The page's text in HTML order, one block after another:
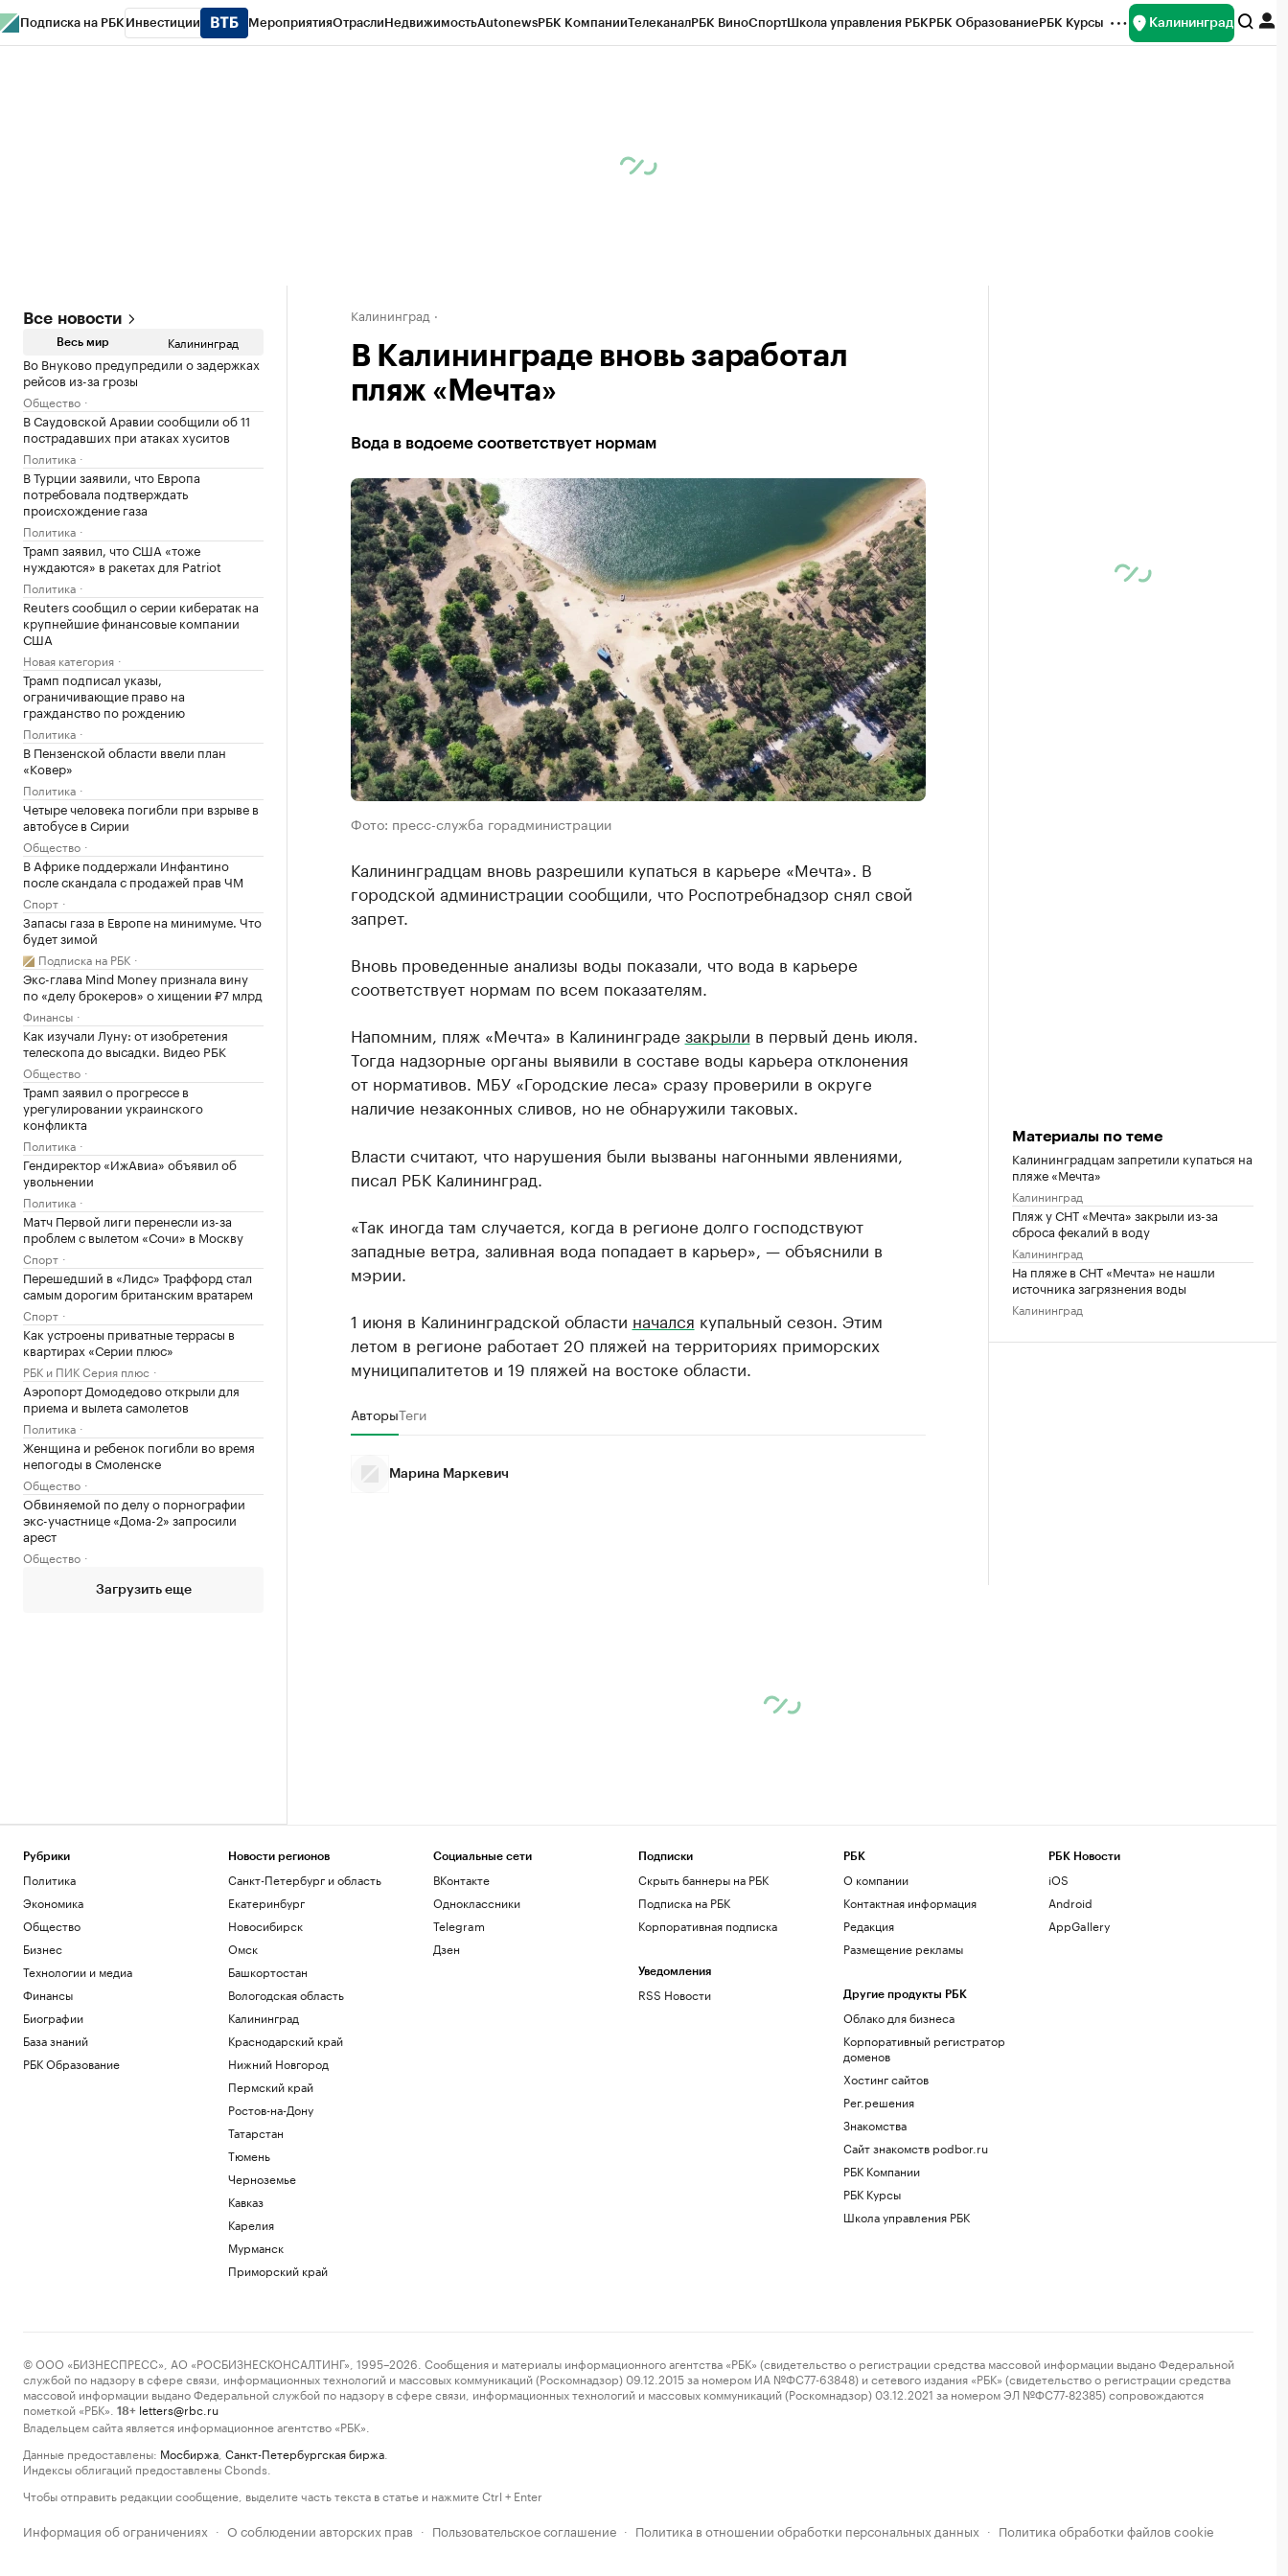
Подписка на РБК Инвестиции МероприятияОтраслиНедвижимостьAutonewsРБК КомпанииТелеканалРБК ВиноСпортШкола управления РБКРБК ОбразованиеРБК Курсы Калининград
Все новости
Весь мир Калининград
Во Внуково предупредили о задержках
рейсов из-за грозы
Общество
В Саудовской Аравии сообщили об 11
пострадавших при атаках хуситов
Политика
В Турции заявили, что Европа
потребовала подтверждать
происхождение газа
Политика
Трамп заявил, что США «тоже
нуждаются» в ракетах для Patriot
Политика
Reuters сообщил о серии кибератак на
крупнейшие финансовые компании
США
Новая категория
Трамп подписал указы,
ограничивающие право на
гражданство по рождению
Политика
В Пензенской области ввели план
«Ковер»
Политика
Четыре человека погибли при взрыве в
автобусе в Сирии
Общество
В Африке поддержали Инфантино
после скандала с продажей прав ЧМ
Спорт
Запасы газа в Европе на минимуме. Что
будет зимой
Подписка на РБК
Экс-глава Mind Money признала вину
по «делу брокеров» о хищении ₽7 млрд
Финансы
Как изучали Луну: от изобретения
телескопа до высадки. Видео РБК
Общество
Трамп заявил о прогрессе в
урегулировании украинского
конфликта
Политика
Гендиректор «ИжАвиа» объявил об
увольнении
Политика
Матч Первой лиги перенесли из-за
проблем с вылетом «Сочи» в Москву
Спорт
Перешедший в «Лидс» Траффорд стал
самым дорогим британским вратарем
Спорт
Как устроены приватные террасы в
квартирах «Серии плюс»
РБК и ПИК Серия плюс
Аэропорт Домодедово открыли для
приема и вылета самолетов
Политика
Женщина и ребенок погибли во время
непогоды в Смоленске
Общество
Обвиняемой по делу о порнографии
экс-участнице «Дома-2» запросили
арест
Общество
Загрузить еще
Калининград
В Калининграде вновь заработал
пляж «Мечта»
Вода в водоеме соответствует нормам
Фото: пресс-служба горадминистрации
Калининградцам вновь разрешили купаться в карьере «Мечта». В
городской администрации сообщили, что Роспотребнадзор снял свой
запрет.
Вновь проведенные анализы воды показали, что вода в карьере
соответствует нормам по всем показателям.
Напомним, пляж «Мечта» в Калининграде закрыли в первый день июля.
Тогда надзорные органы выявили в составе воды карьера отклонения
от нормативов. МБУ «Городские леса» сразу проверили в округе
наличие незаконных сливов, но не обнаружили таковых.
Власти считают, что нарушения были вызваны нагонными явлениями,
писал РБК Калининград.
«Так иногда там случается, когда в регионе долго господствуют
западные ветра, заливная вода попадает в карьер», — объяснили в
мэрии.
1 июня в Калининградской области начался купальный сезон. Этим
летом в регионе работает 20 пляжей на территориях приморских
муниципалитетов и 19 пляжей на востоке области.
АвторыТеги
Марина Маркевич
Материалы по теме
Калининградцам запретили купаться на
пляже «Мечта»
Калининград
Пляж у СНТ «Мечта» закрыли из-за
сброса фекалий в воду
Калининград
На пляже в СНТ «Мечта» не нашли
источника загрязнения воды
Калининград
Рубрики
Политика
Экономика
Общество
Бизнес
Технологии и медиа
Финансы
Биографии
База знаний
РБК Образование
Новости регионов
Санкт-Петербург и область
Екатеринбург
Новосибирск
Омск
Башкортостан
Вологодская область
Калининград
Краснодарский край
Нижний Новгород
Пермский край
Ростов-на-Дону
Татарстан
Тюмень
Черноземье
Кавказ
Карелия
Мурманск
Приморский край
Социальные сети
ВКонтакте
Одноклассники
Telegram
Дзен
Подписки
Скрыть баннеры на РБК
Подписка на РБК
Корпоративная подписка
Уведомления
RSS Новости
РБК
О компании
Контактная информация
Редакция
Размещение рекламы
Другие продукты РБК
Облако для бизнеса
Корпоративный регистратор
доменов
Хостинг сайтов
Рег.решения
Знакомства
Сайт знакомств podbor.ru
РБК Компании
РБК Курсы
Школа управления РБК
РБК Новости
iOS
Android
AppGallery
© ООО «БИЗНЕСПРЕСС», АО «РОСБИЗНЕСКОНСАЛТИНГ», 1995–2026. Сообщения и материалы информационного агентства «РБК» (свидетельство о регистрации средства массовой информации выдано Федеральной
службой по надзору в сфере связи, информационных технологий и массовых коммуникаций (Роскомнадзор) 09.12.2015 за номером ИА №ФС77-63848) и сетевого издания «РБК» (свидетельство о регистрации средства
массовой информации выдано Федеральной службой по надзору в сфере связи, информационных технологий и массовых коммуникаций (Роскомнадзор) 03.12.2021 за номером ЭЛ №ФС77-82385) сопровождаются
пометкой «РБК».
18+ letters@rbc.ru
Владельцем сайта является информационное агентство «РБК».
Данные предоставлены: Мосбиржа Санкт-Петербургская биржа
Индексы облигаций предоставлены Cbonds.
Чтобы отправить редакции сообщение, выделите часть текста в статье и нажмите Ctrl + Enter
Информация об ограничениях · О соблюдении авторских прав · Пользовательское соглашение · Политика в отношении обработки персональных данных · Политика обработки файлов cookie